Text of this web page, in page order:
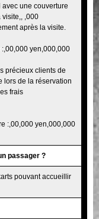
avec une couverture
visite,, ,000
après la visite.
yen,000,000
précieux clients de
lors de la réservation
frais
:,00,000 yen,000,000
passager ?
pouvant accueillir